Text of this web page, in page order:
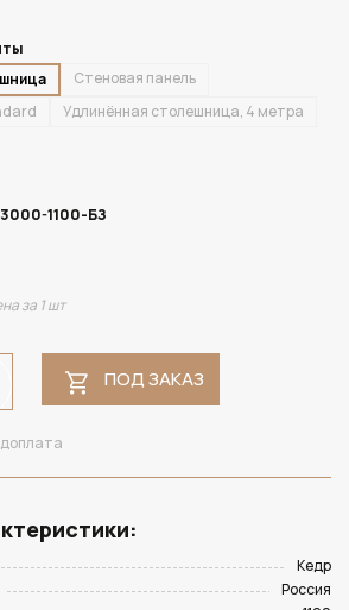
Стеновая панель
Удлинённая столешница, 4 метра
3000-1100-БЗ
за 1 шт
ПОД ЗАКАЗ
Кедр
Россия